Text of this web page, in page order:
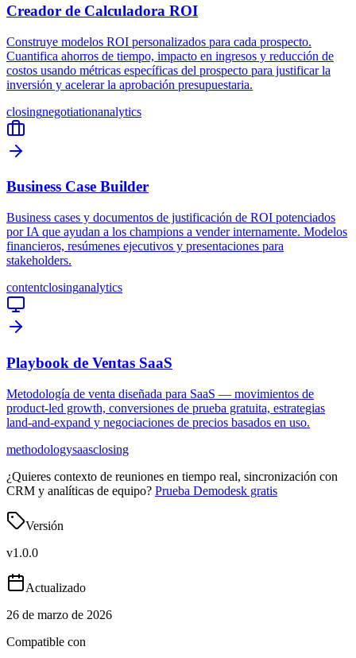
Creador de Calculadora ROI
Construye modelos ROI personalizados para cada prospecto.
Cuantifica ahorros de tiempo, impacto en ingresos y reducción de
costos usando métricas específicas del prospecto para justificar la
inversión y acelerar la aprobación presupuestaria.
closingnegotiationanalytics
Business Case Builder
Business cases y documentos de justificación de ROI potenciados
por IA que ayudan a los champions a vender internamente. Modelos
financieros, resúmenes ejecutivos y presentaciones para
stakeholders.
contentclosinganalytics
Playbook de Ventas SaaS
Metodología de venta diseñada para SaaS — movimientos de
product-led growth, conversiones de prueba gratuita, estrategias
land-and-expand y negociaciones de precios basados en uso.
methodologysaasclosing
¿Quieres contexto de reuniones en tiempo real, sincronización con
CRM y analíticas de equipo? Prueba Demodesk gratis
Versión
v1.0.0
Actualizado
26 de marzo de 2026
Compatible con